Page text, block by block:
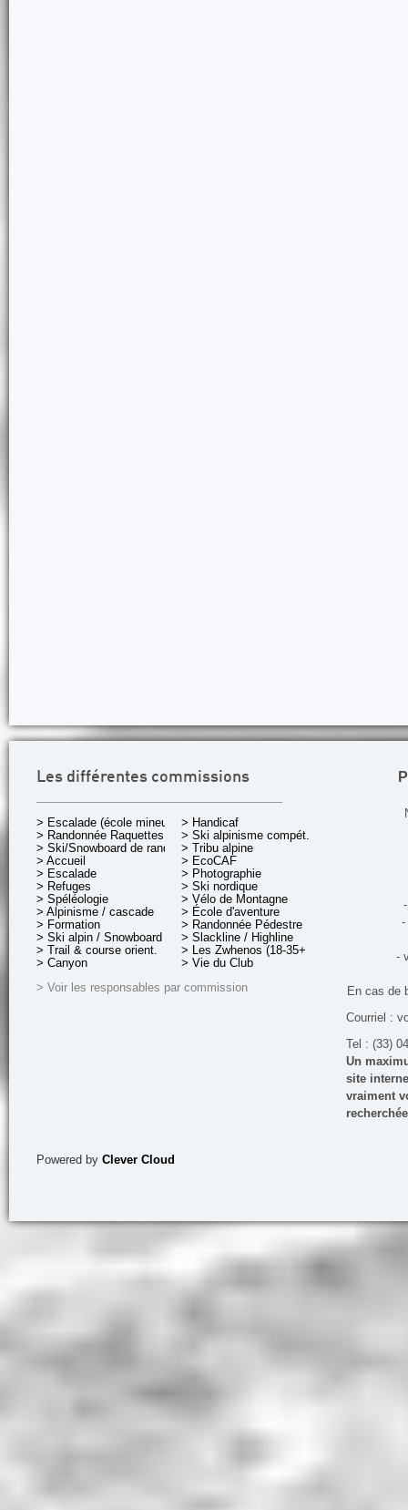
Les différentes commissions
> Escalade (école mineurs)
> Randonnée Raquettes
> Ski/Snowboard de rando.
> Accueil
> Escalade
> Refuges
> Spéléologie
> Alpinisme / cascade
> Formation
> Ski alpin / Snowboard
> Trail & course orient.
> Canyon
> Handicaf
> Ski alpinisme compét.
> Tribu alpine
> EcoCAF
> Photographie
> Ski nordique
> Vélo de Montagne
> École d'aventure
> Randonnée Pédestre
> Slackline / Highline
> Les Zwhenos (18-35+ ans)
> Vie du Club
> Voir les responsables par commission
-
-
En cas de
Courriel :
Tel : (33)
Un
site
vraiment
Powered by Clever Cloud